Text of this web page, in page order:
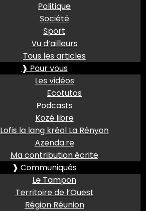
Politique
Société
Sport
Vu d’ailleurs
Tous les articles
❱ Pour vous
Les vidéos
Ecotutos
Podcasts
Kozé libre
Lofis la lang kréol La Rényon
Azenda.re
Ma contribution écrite
❱ Communiqués
Le Tampon
Territoire de l’Ouest
Région Réunion